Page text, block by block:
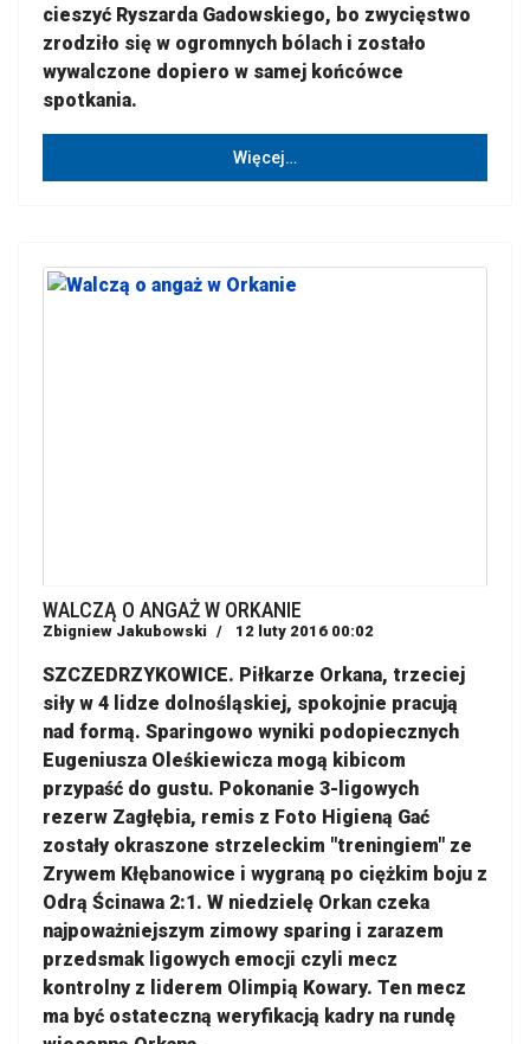
cieszyć Ryszarda Gadowskiego, bo zwycięstwo
zrodziło się w ogromnych bólach i zostało
wywalczone dopiero w samej końcówce
spotkania.
Więcej…
WALCZĄ O ANGAŻ W ORKANIE
Zbigniew Jakubowski 12 luty 2016 00:02
SZCZEDRZYKOWICE. Piłkarze Orkana, trzeciej
siły w 4 lidze dolnośląskiej, spokojnie pracują
nad formą. Sparingowo wyniki podopiecznych
Eugeniusza Oleśkiewicza mogą kibicom
przypaść do gustu. Pokonanie 3-ligowych
rezerw Zagłębia, remis z Foto Higieną Gać
zostały okraszone strzeleckim "treningiem" ze
Zrywem Kłębanowice i wygraną po ciężkim boju z
Odrą Ścinawa 2:1. W niedzielę Orkan czeka
najpoważniejszym zimowy sparing i zarazem
przedsmak ligowych emocji czyli mecz
kontrolny z liderem Olimpią Kowary. Ten mecz
ma być ostateczną weryfikacją kadry na rundę